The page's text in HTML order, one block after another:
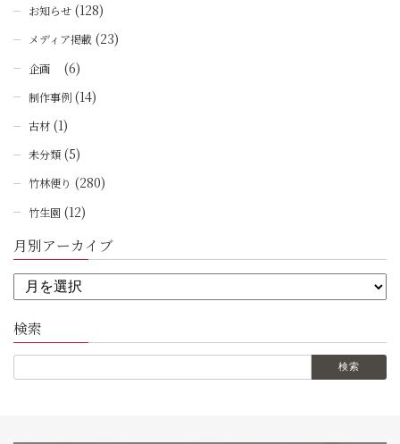
お知らせ(128)
メディア掲載(23)
企画 (6)
制作事例(14)
古材(1)
未分類(5)
竹林便り (280)
竹生園(12)
月別アーカイブ
検索